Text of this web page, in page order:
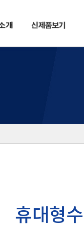
휴대형